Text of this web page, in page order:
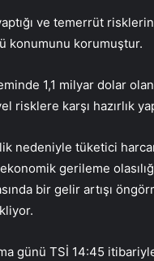
ve temerrüt
konumunu korumuştur.
1,1 milyar dolar
risklere karşı hazırlık
nedeniyle tüketici
gerileme
bir gelir artışı
günü TSİ 14:45